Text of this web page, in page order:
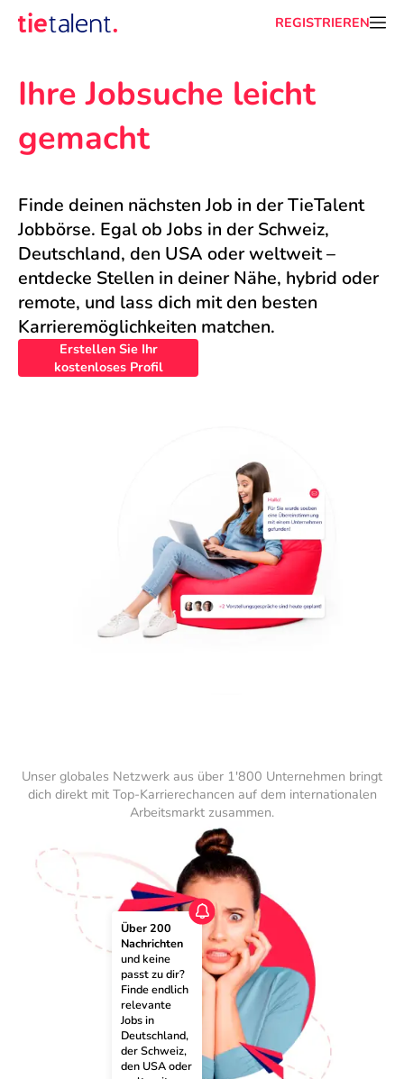
REGISTRIEREN
Ihre Jobsuche leicht
gemacht
Finde deinen nächsten Job in der TieTalent
Jobbörse. Egal ob Jobs in der Schweiz,
Deutschland, den USA oder weltweit –
entdecke Stellen in deiner Nähe, hybrid oder
remote, und lass dich mit den besten
Karrieremöglichkeiten matchen.
Erstellen Sie Ihr
kostenloses Profil
Unser globales Netzwerk aus über 1'800 Unternehmen bringt
dich direkt mit Top-Karrierechancen auf dem internationalen
Arbeitsmarkt zusammen.
Über 200
Nachrichten
und keine
passt zu dir?
Finde endlich
relevante
Jobs in
Deutschland,
der Schweiz,
den USA oder